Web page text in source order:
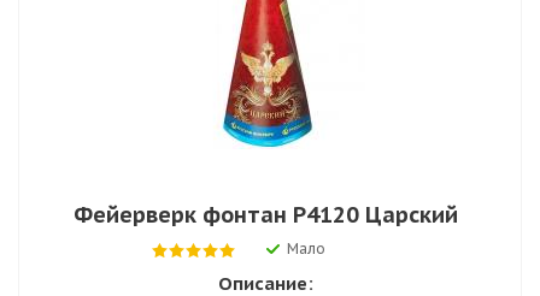
Фейерверк фонтан Р4120 Царский
Мало
Описание: